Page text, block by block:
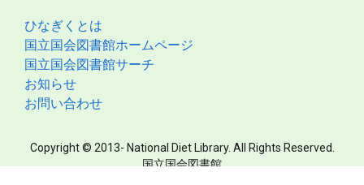
ひなぎくとは
国立国会図書館ホームページ
国立国会図書館サーチ
お知らせ
お問い合わせ
Copyright © 2013- National Diet Library. All Rights Reserved.